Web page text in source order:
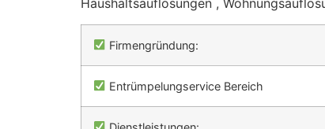
Haushaltsauflösungen ,
Firmengründung:
Entrümpelungservice Bereich